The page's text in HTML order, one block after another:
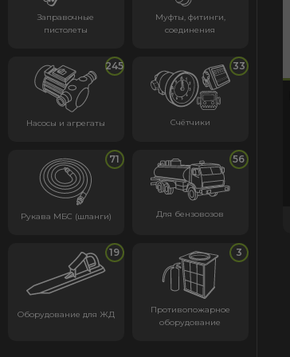
код:3245 код:3245
Заправочные
пистолеты
Муфты, фитинги,
соединения
Насосы и агрегаты
245
Счётчики
33
Рукава МБС (шланги)
71
Для бензовозов
56
Оборудование для ЖД
19
Противопожарное
оборудование
3